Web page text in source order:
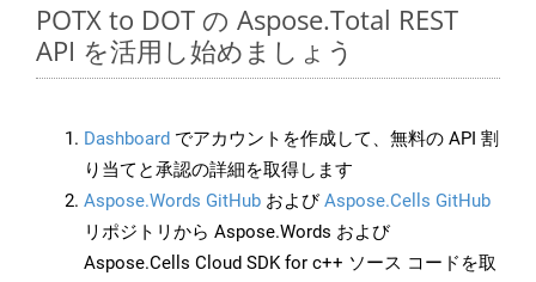
POTX to DOT の Aspose.Total REST
API を活用し始めましょう
Dashboard でアカウントを作成して、無料の API 割
り当てと承認の詳細を取得します
Aspose.Words GitHub およびAspose.Cells GitHub
リポジトリから Aspose.Words および
Aspose.Cells Cloud SDK for c++ ソース コードを取